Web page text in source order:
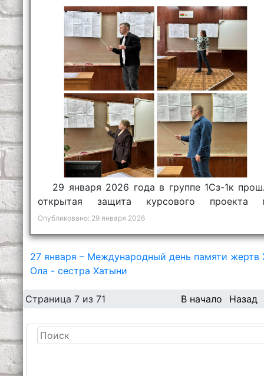
29 января 2026 года в группе 1Сз-1к
открытая защита курсового проекта
предмету «Конструктивные элементы зданий».
Опубликовано: 29 января 2026
27 января – Международный день памяти жертв
Ола - сестра Хатыни
Страница 7 из 71 В начало Назад